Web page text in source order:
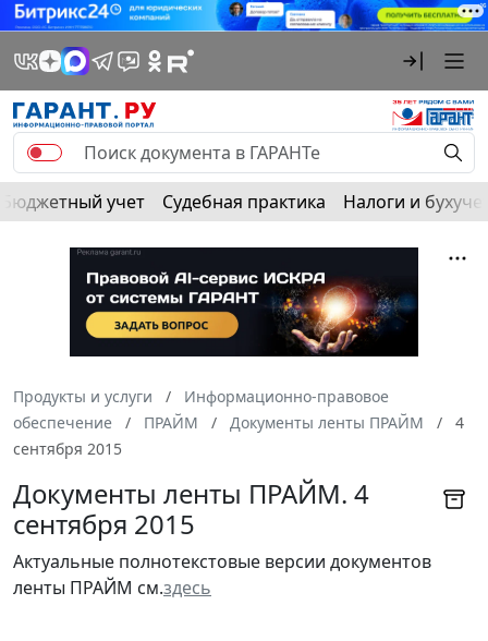
Бюджетный учет Судебная практика Налоги и
Продукты и услуги
Информационно-правовое
обеспечение
ПРАЙМ Документы ленты ПРАЙМ
4
сентября 2015
Документы ленты ПРАЙМ. 4
сентября 2015
Актуальные полнотекстовые версии документов
ленты ПРАЙМ см.здесь